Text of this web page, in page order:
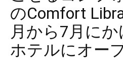
のComfort
月から7月に
ホテルにオー